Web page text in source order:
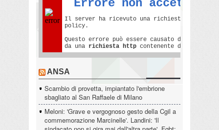
ANSA
Scambio di provetta, impiantato l'embrione
sbagliato al San Raffaele di Milano
Meloni: 'Grave e vergognoso gesto della Cgil a
commemorazione Marcinelle'. Landini: 'Il